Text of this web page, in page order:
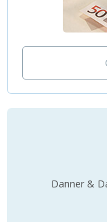
Danner &